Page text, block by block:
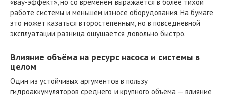
«вау-эффект», но со временем выражается в более тихой
работе системы и меньшем износе оборудования. На бумаге
это может казаться второстепенным, но в повседневной
эксплуатации разница ощущается довольно быстро.
Влияние объёма на ресурс насоса и системы в
целом
Один из устойчивых аргументов в пользу
гидроаккумуляторов среднего и крупного объёма — влияние